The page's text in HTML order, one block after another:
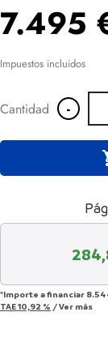
7.495
Impuestos incluidos
Cantidad -
*Importe a financiar
TAE10,92 % /Ver más